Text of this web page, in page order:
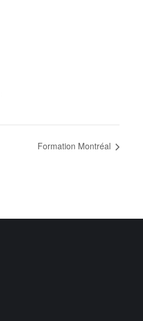
Formation Montréal